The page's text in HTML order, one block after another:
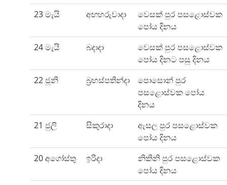
23 මැයි
අඟහරුවාදා
වෙසක් පුර පසළොස්වක
පෝය දිනය
24 මැයි
බදාදා
වෙසක් පුර පසළොස්වක
පෝය දිනට පසු දිනය
22 ජූනි
බ්‍රහස්පතින්දා
පොසොන් පුර
පසළොස්වක පෝය
දිනය
21 ජුලි
සිකුරාදා
ඇසල පුර පසළොස්වක
පෝය දිනය
20 අගෝස්තු
ඉරිදා
නිකිනි පුර පසළොස්වක
පෝය දිනය